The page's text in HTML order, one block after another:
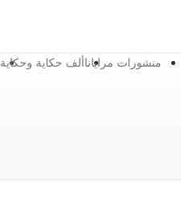
ألف حكاية وحكايةمنشورات مرايانا